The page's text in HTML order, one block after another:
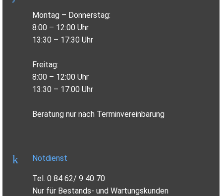
Montag – Donnerstag:
8:00 – 12:00 Uhr
13:30 – 17:30 Uhr
Freitag:
8:00 – 12:00 Uhr
13:30 – 17:00 Uhr
Beratung nur nach Terminvereinbarung
Notdienst
Tel. 0 84 62/ 9 40 70
Nur für Bestands- und Wartungskunden